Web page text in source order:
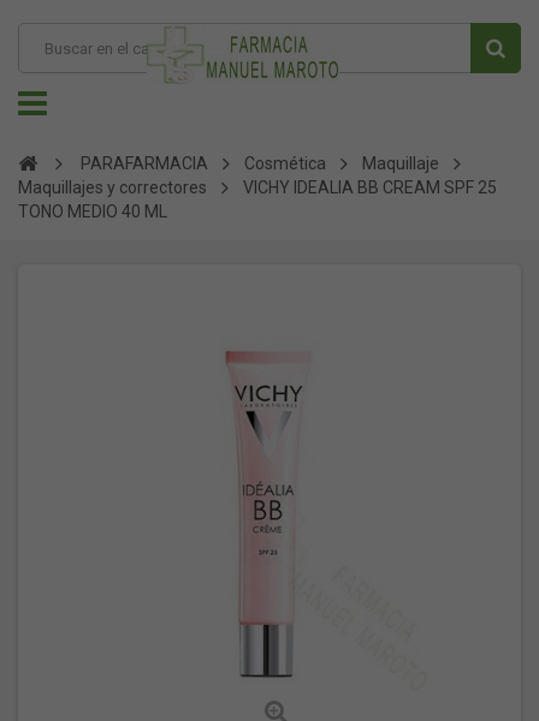
PARAFARMACIA Cosmética
Maquillaje
Maquillajes y correctores
VICHY IDEALIA BB CREAM SPF 25
TONO MEDIO 40 ML